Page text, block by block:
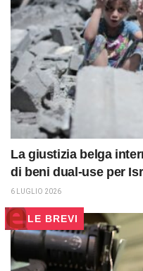
La giustizia belga
di beni dual-use per
6 LUGLIO 2026
LE BREVI